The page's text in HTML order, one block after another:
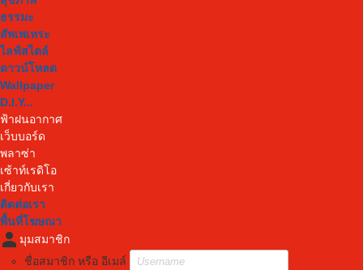
ธรรมะ
สัพเพเหระ
ไลฟ์สไตล์
ดาวน์โหลด
Wallpaper
D.I.Y...
ฟ้าฝนอากาศ
เว็บบอร์ด
พลาซ่า
เซ้าท์เรดิโอ
เกี่ยวกับเรา
ติดต่อเรา
พื้นที่โฆษณา
person มุมสมาชิก
ชื่อสมาชิก หรือ อีเมล์